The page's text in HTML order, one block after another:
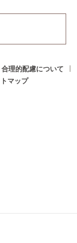
合理的配慮について
マップ